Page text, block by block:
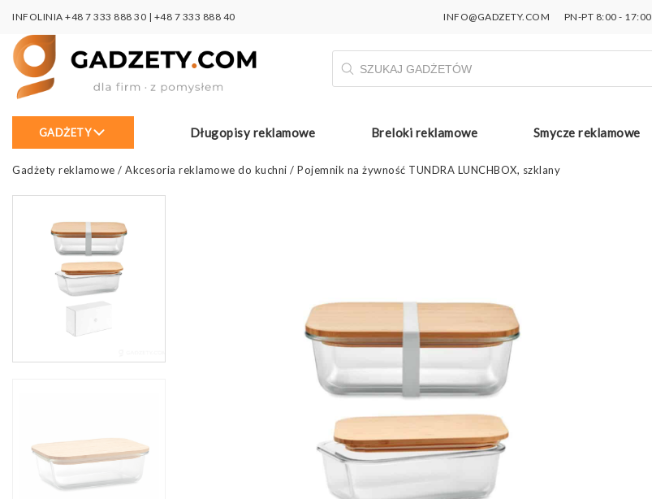
INFOLINIA +48 7 333 888 30 | +48 7 333 888 40 INFO@GADZETY.COM PN-PT 8:00 - 17:00
Wyszukiwarka
produktów
GADŻETY Długopisy reklamowe Breloki reklamowe Smycze reklamowe
Gadżety reklamowe / Akcesoria reklamowe do kuchni / Pojemnik na żywność TUNDRA LUNCHBOX, szklany